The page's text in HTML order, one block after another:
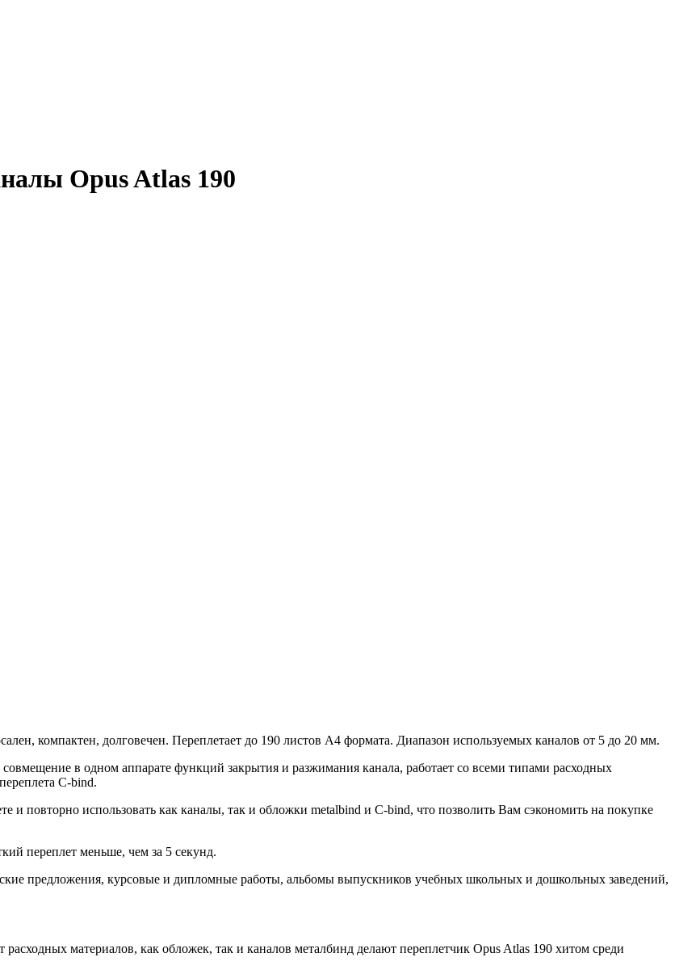
Opus Atlas 190
компактен, долговечен. Переплетает до 190 листов А4 формата. Диапазон используемых каналов от 5 до 20 мм.
в одном аппарате функций закрытия и разжимания канала, работает со всеми типами расходных
С-bind.
и повторно использовать как каналы, так и обложки metalbind и C-bind, что позволить Вам сэкономить на покупке
переплет меньше, чем за 5 секунд.
предложения, курсовые и дипломные работы, альбомы выпускников учебных школьных и дошкольных заведений,
материалов, как обложек, так и каналов металбинд делают переплетчик Opus Atlas 190 хитом среди